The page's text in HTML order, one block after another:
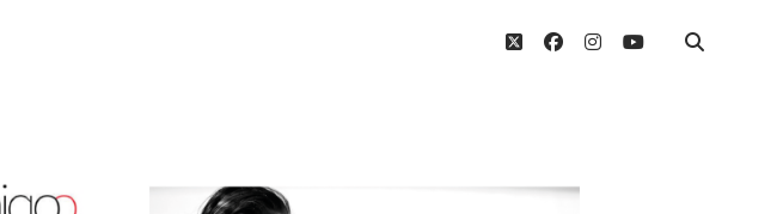
twitterfacebook
instagram
youtube